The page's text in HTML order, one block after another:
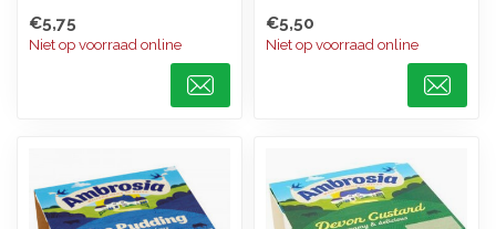
€5,75
Niet op voorraad online
€5,50
Niet op voorraad online